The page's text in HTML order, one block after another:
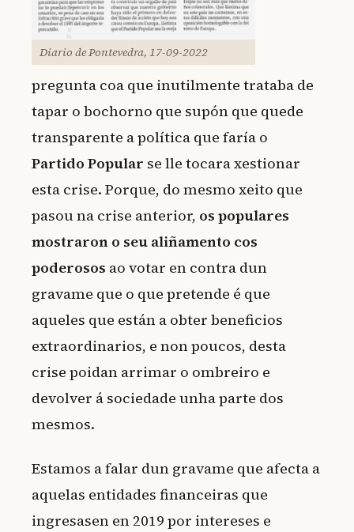
Diario de Pontevedra, 17-09-2022
pregunta coa que inutilmente trataba de
tapar o bochorno que supón que quede
transparente a política que faría o
Partido Popular se lle tocara xestionar
esta crise. Porque, do mesmo xeito que
pasou na crise anterior, os populares
mostraron o seu aliñamento cos
poderosos ao votar en contra dun
gravame que o que pretende é que
aqueles que están a obter beneficios
extraordinarios, e non poucos, desta
crise poidan arrimar o ombreiro e
devolver á sociedade unha parte dos
mesmos.
Estamos a falar dun gravame que afecta a
aquelas entidades financeiras que
ingresasen en 2019 por intereses e